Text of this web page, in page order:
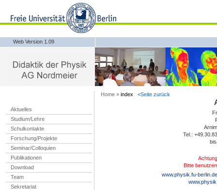
Web Version 1.09
Aktuelles
Studium/Lehre
Schulkontakte
Forschung/Projekte
Seminar/Colloquien
Publikationen
Download
Team
Sekretariat
Home » index <Seite zurück
Tel.:
Bitte
www.physik.fu-